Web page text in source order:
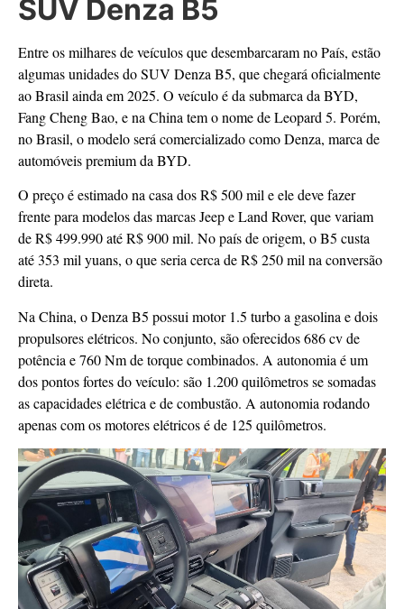
SUV Denza B5
Entre os milhares de veículos que desembarcaram no País, estão
algumas unidades do SUV Denza B5, que chegará oficialmente
ao Brasil ainda em 2025. O veículo é da submarca da BYD,
Fang Cheng Bao, e na China tem o nome de Leopard 5. Porém,
no Brasil, o modelo será comercializado como Denza, marca de
automóveis premium da BYD.
O preço é estimado na casa dos R$ 500 mil e ele deve fazer
frente para modelos das marcas Jeep e Land Rover, que variam
de R$ 499.990 até R$ 900 mil. No país de origem, o B5 custa
até 353 mil yuans, o que seria cerca de R$ 250 mil na conversão
direta.
Na China, o Denza B5 possui motor 1.5 turbo a gasolina e dois
propulsores elétricos. No conjunto, são oferecidos 686 cv de
potência e 760 Nm de torque combinados. A autonomia é um
dos pontos fortes do veículo: são 1.200 quilômetros se somadas
as capacidades elétrica e de combustão. A autonomia rodando
apenas com os motores elétricos é de 125 quilômetros.